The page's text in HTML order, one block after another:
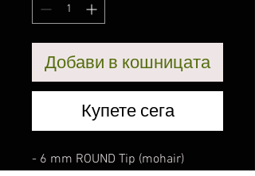
Добави в кошницата
Купете сега
- 6 mm ROUND Tip (mohair)